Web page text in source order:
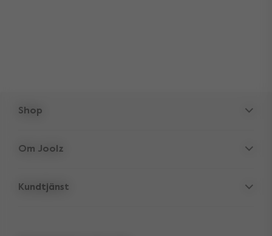
Shop
Tillbehör
Reservdelar
Om Joolz
Företagsinformation
Kundtjänst